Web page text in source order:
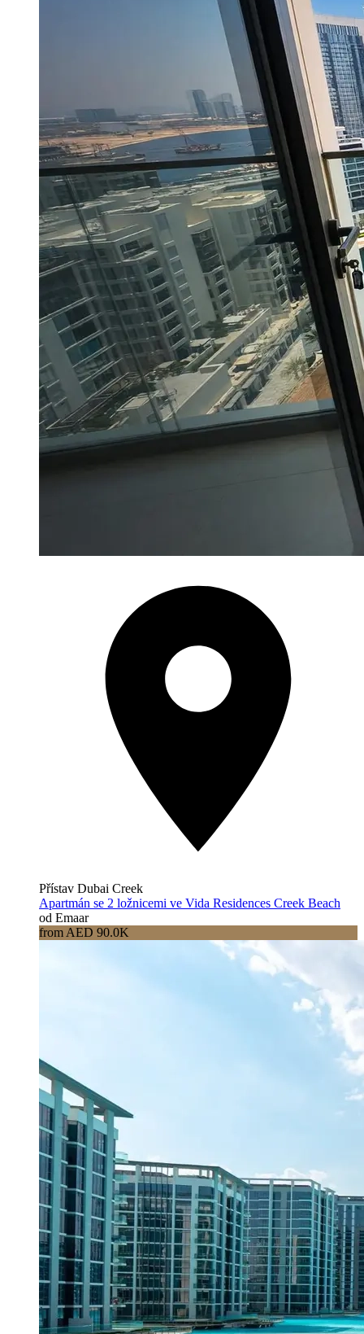
Přístav Dubai Creek
Apartmán se 2 ložnicemi ve Vida Residences Creek Beach
od Emaar
from AED 90.0K